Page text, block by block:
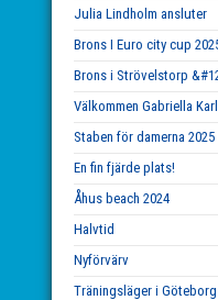
Julia Lindholm ansluter
Brons I Euro city cup
Brons i Strövelstorp
Välkommen Gabriella
Staben för damerna
En fin fjärde plats!
Åhus beach 2024
Halvtid
Nyförvärv
Träningsläger i Göteborg